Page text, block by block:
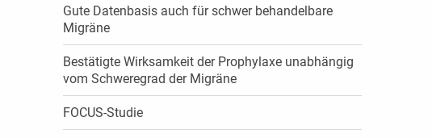
Gute Datenbasis auch für schwer behandelbare
Migräne
Bestätigte Wirksamkeit der Prophylaxe unabhängig
vom Schweregrad der Migräne
FOCUS-Studie